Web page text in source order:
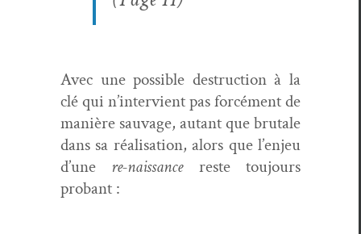
Avec une pos­si­ble destruc­tion à la
clé qui n’intervient pas for­cé­ment de
manière sauvage, autant que bru­tale
dans sa réal­i­sa­tion, alors que l’enjeu
d’une re-nais­sancereste tou­jours
probant :